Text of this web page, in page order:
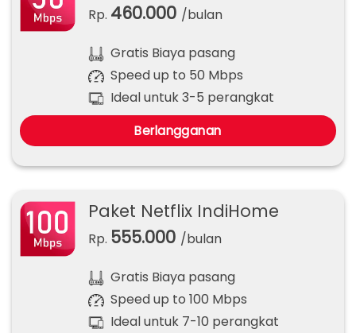
Rp. 460.000 /bulan
Gratis Biaya pasang
Speed up to 50 Mbps
Ideal untuk 3-5 perangkat
Berlangganan
Paket Netflix IndiHome
Rp. 555.000 /bulan
Gratis Biaya pasang
Speed up to 100 Mbps
Ideal untuk 7-10 perangkat